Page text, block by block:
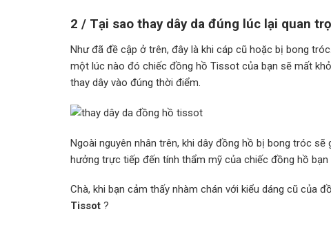
2 / Tại sao thay dây da đúng lúc lại quan
Như đã đề cập ở trên, đây là khi cáp cũ hoặc bị bong
một lúc nào đó chiếc đồng hồ Tissot của bạn sẽ mất
thay dây vào đúng thời điểm.
Ngoài nguyên nhân trên, khi dây đồng hồ bị bong tróc
hưởng trực tiếp đến tính thẩm mỹ của chiếc đồng hồ bạn
Chà, khi bạn cảm thấy nhàm chán với kiểu dáng cũ của
Tissot ?